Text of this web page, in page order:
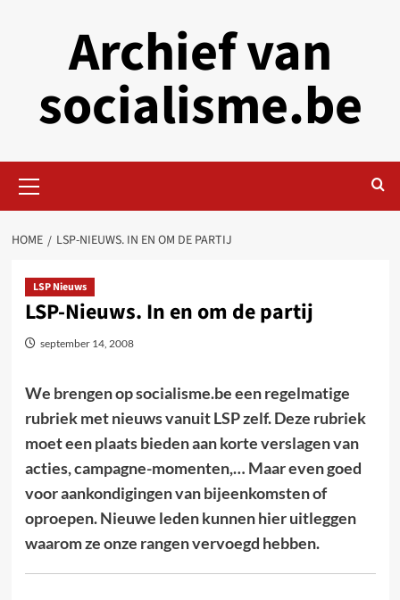
Archief van
socialisme.be
Menu
HOME LSP-NIEUWS. IN EN OM DE PARTIJ
LSP Nieuws
LSP-Nieuws. In en om de partij
september 14, 2008
We brengen op socialisme.be een regelmatige
rubriek met nieuws vanuit LSP zelf. Deze rubriek
moet een plaats bieden aan korte verslagen van
acties, campagne-momenten,… Maar even goed
voor aankondigingen van bijeenkomsten of
oproepen. Nieuwe leden kunnen hier uitleggen
waarom ze onze rangen vervoegd hebben.